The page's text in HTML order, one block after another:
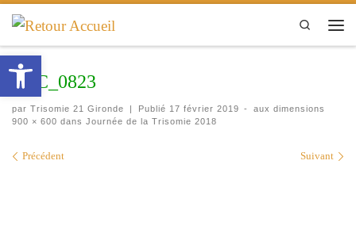
Passer au contenu
Search
DSC_0823
par Trisomie 21 Gironde | Publié 17 février 2019 -
aux dimensions
900 × 600 dans Journée de la Trisomie 2018
Navigation des images
Précédent Suivant
Ouvrir la barre d’outils